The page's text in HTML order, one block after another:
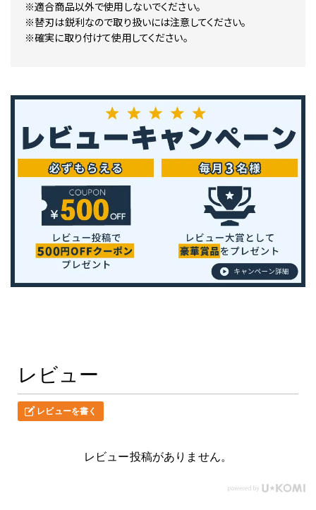
※適合商品以外で使用しないでください。
※替刃は鋭利なので取り扱いには注意してください。
※確実に取り付けて使用してください。
レビュー
レビューを書く
レビュー投稿がありません。